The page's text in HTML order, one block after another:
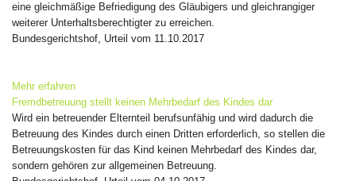
eine gleichmäßige Befriedigung des Gläubigers und gleichrangiger
weiterer Unterhaltsberechtigter zu erreichen.
Bundesgerichtshof, Urteil vom 11.10.2017
Mehr erfahren
Fremdbetreuung stellt keinen Mehrbedarf des Kindes dar
Wird ein betreuender Elternteil berufsunfähig und wird dadurch die
Betreuung des Kindes durch einen Dritten erforderlich, so stellen die
Betreuungskosten für das Kind keinen Mehrbedarf des Kindes dar,
sondern gehören zur allgemeinen Betreuung.